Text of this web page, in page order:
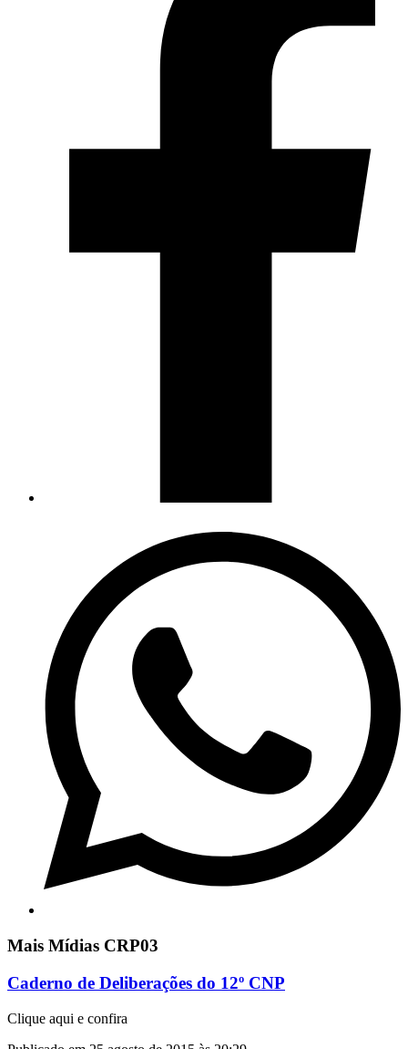
Mais Mídias CRP03
Caderno de Deliberações do 12º CNP
Clique aqui e confira